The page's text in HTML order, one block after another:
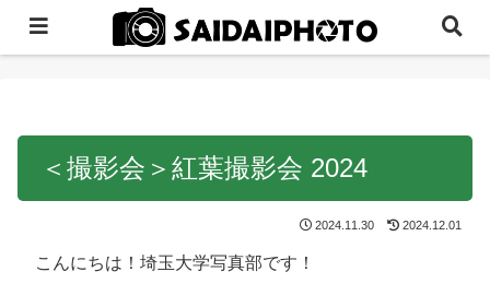
＜撮影会＞紅葉撮影会 2024
2024.11.30 2024.12.01
こんにちは！埼玉大学写真部です！